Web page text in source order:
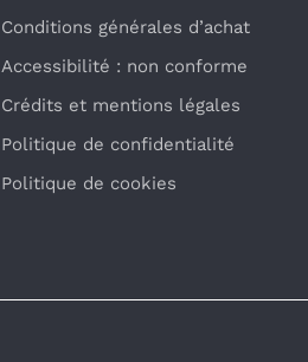
Conditions générales d’achat
Accessibilité : non conforme
Crédits et mentions légales
Politique de confidentialité
Politique de cookies